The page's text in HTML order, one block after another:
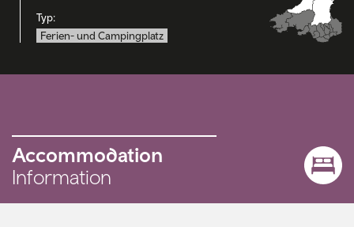
Typ:
Ferien- und Campingplatz
Accommodation
Information